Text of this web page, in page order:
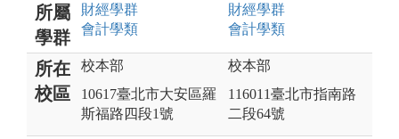
所屬
學群
財經學群
會計學類
財經學群
會計學類
所在
校區
校本部
10617臺北市大安區羅
斯福路四段1號
校本部
116011臺北市指南路
二段64號